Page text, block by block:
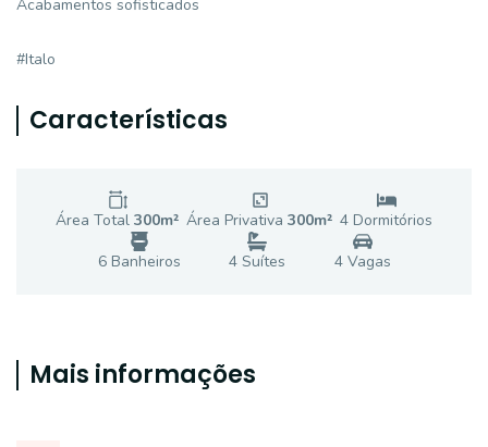
Acabamentos sofisticados
#Italo
Características
Área Total 300m² Área Privativa 300m² 4 Dormitórios
6Banheiros 4 Suítes 4Vagas
Mais informações